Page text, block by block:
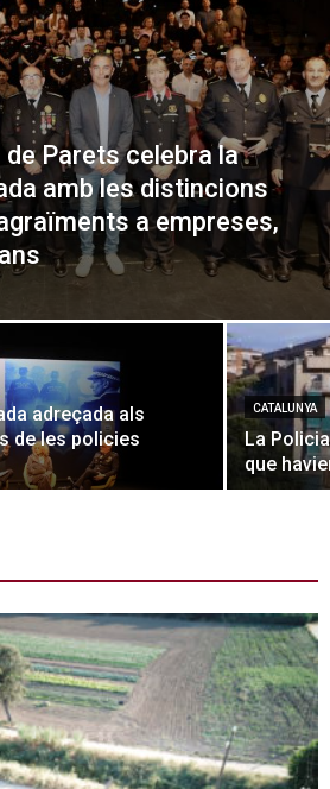
Parets celebra la
amb les distincions
a empreses,
adreçada als
de les policies
CATALUNYA
La
que